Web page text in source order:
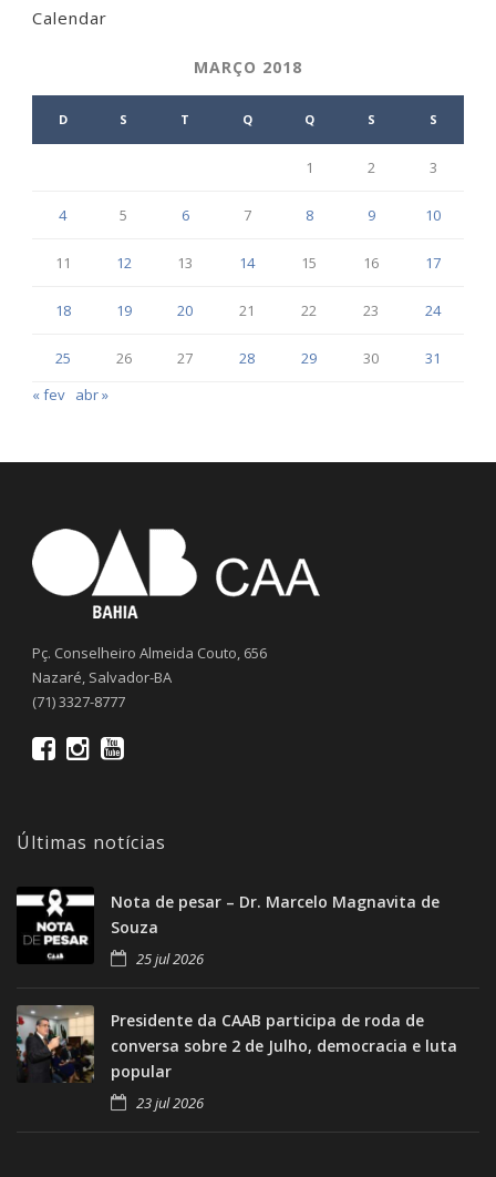
Calendar
MARÇO 2018
D S T Q Q S S
1 2 3
4 5 6 7 8 9 10
11 12 13 14 15 16 17
18 19 20 21 22 23 24
25 26 27 28 29 30
31
« fev abr »
Pç. Conselheiro Almeida Couto, 656
Nazaré, Salvador-BA
(71) 3327-8777
Últimas notícias
Nota de pesar – Dr. Marcelo Magnavita de
Souza
25 jul 2026
Presidente da CAAB participa de roda de
conversa sobre 2 de Julho, democracia e luta
popular
23 jul 2026